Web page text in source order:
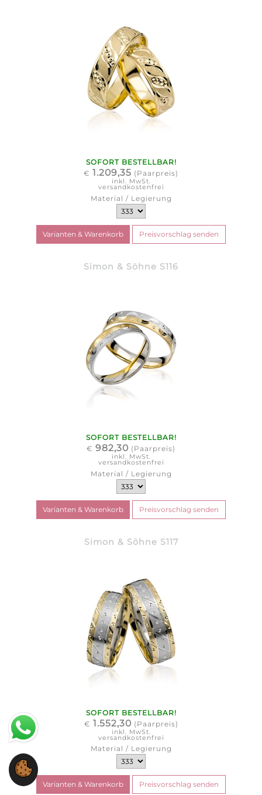
SOFORT BESTELLBAR!
€ 1.209,35 (Paarpreis)
inkl. MwSt.
versandkostenfrei
Material / Legierung
Simon & Söhne S116
SOFORT BESTELLBAR!
€ 982,30 (Paarpreis)
inkl. MwSt.
versandkostenfrei
Material / Legierung
Simon & Söhne S117
SOFORT BESTELLBAR!
€ 1.552,30 (Paarpreis)
inkl. MwSt.
versandkostenfrei
Material / Legierung